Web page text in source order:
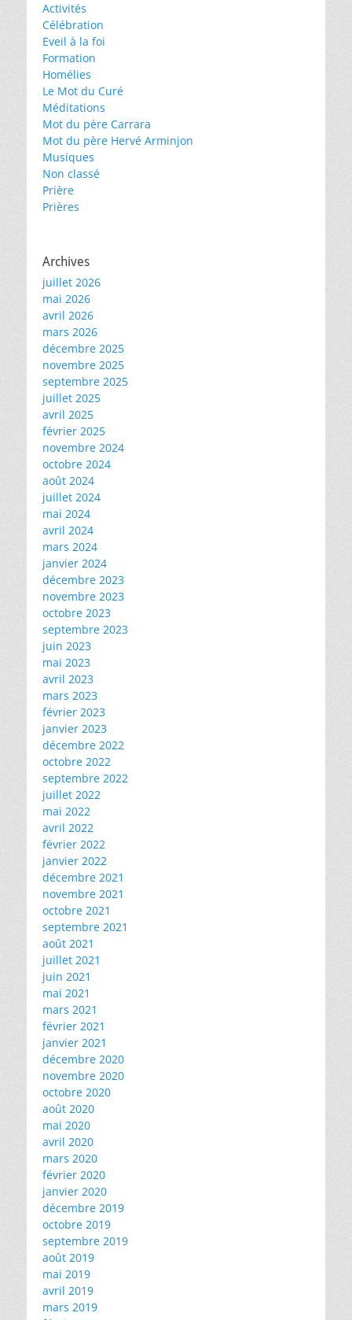
Activités
Célébration
Eveil à la foi
Formation
Homélies
Le Mot du Curé
Méditations
Mot du père Carrara
Mot du père Hervé Arminjon
Musiques
Non classé
Prière
Prières
Archives
juillet 2026
mai 2026
avril 2026
mars 2026
décembre 2025
novembre 2025
septembre 2025
juillet 2025
avril 2025
février 2025
novembre 2024
octobre 2024
août 2024
juillet 2024
mai 2024
avril 2024
mars 2024
janvier 2024
décembre 2023
novembre 2023
octobre 2023
septembre 2023
juin 2023
mai 2023
avril 2023
mars 2023
février 2023
janvier 2023
décembre 2022
octobre 2022
septembre 2022
juillet 2022
mai 2022
avril 2022
février 2022
janvier 2022
décembre 2021
novembre 2021
octobre 2021
septembre 2021
août 2021
juillet 2021
juin 2021
mai 2021
mars 2021
février 2021
janvier 2021
décembre 2020
novembre 2020
octobre 2020
août 2020
mai 2020
avril 2020
mars 2020
février 2020
janvier 2020
décembre 2019
octobre 2019
septembre 2019
août 2019
mai 2019
avril 2019
mars 2019